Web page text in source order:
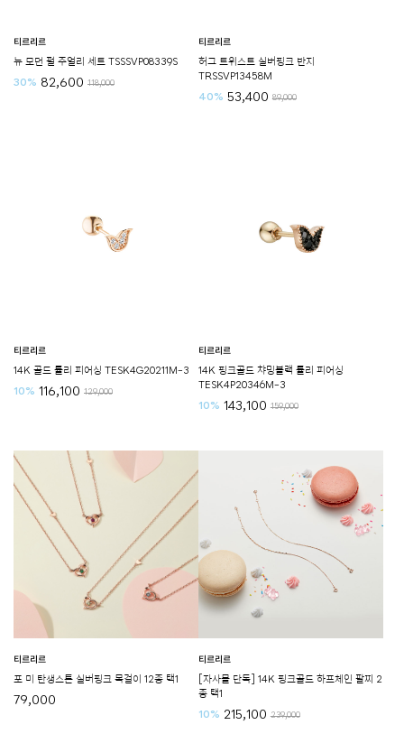
티르리르
뉴 모던 펄 주얼리 세트 TSSSVP08339S
30% 82,600 118,000
티르리르
허그 트위스트 실버핑크 반지
TRSSVP13458M
40% 53,400 89,000
티르리르
14K 골드 튤리 피어싱 TESK4G20211M-3
10% 116,100 129,000
티르리르
14K 핑크골드 챠밍블랙 튤리 피어싱
TESK4P20346M-3
10% 143,100 159,000
티르리르
포 미 탄생스톤 실버핑크 목걸이 12종 택1
79,000
티르리르
[자사몰 단독] 14K 핑크골드 하프체인 팔찌 2
종 택1
10% 215,100 239,000